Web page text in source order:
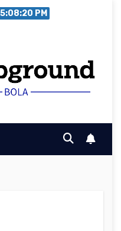
5:08:21 PM